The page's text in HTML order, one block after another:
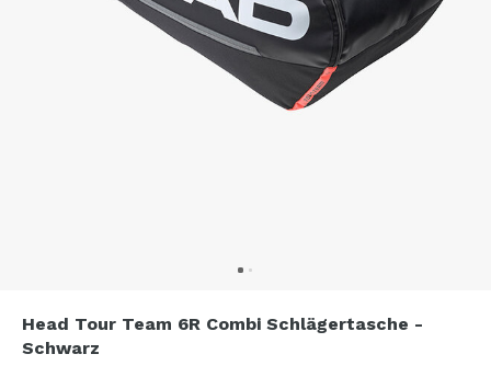
Head Tour Team 6R Combi Schlägertasche -
Schwarz